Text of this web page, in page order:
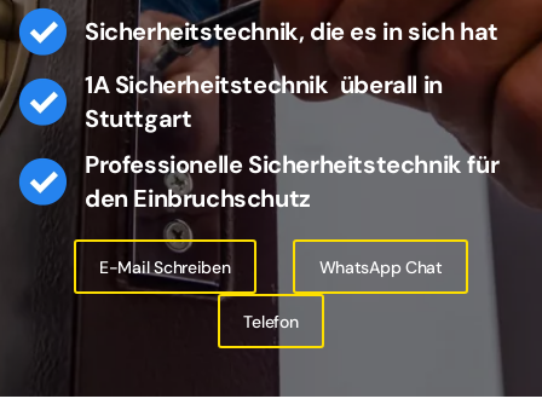
Sicherheitstechnik, die es in sich hat
1A Sicherheitstechnik überall in
Stuttgart
Professionelle Sicherheitstechnik für
den Einbruchschutz
E-Mail Schreiben WhatsApp Chat
Telefon